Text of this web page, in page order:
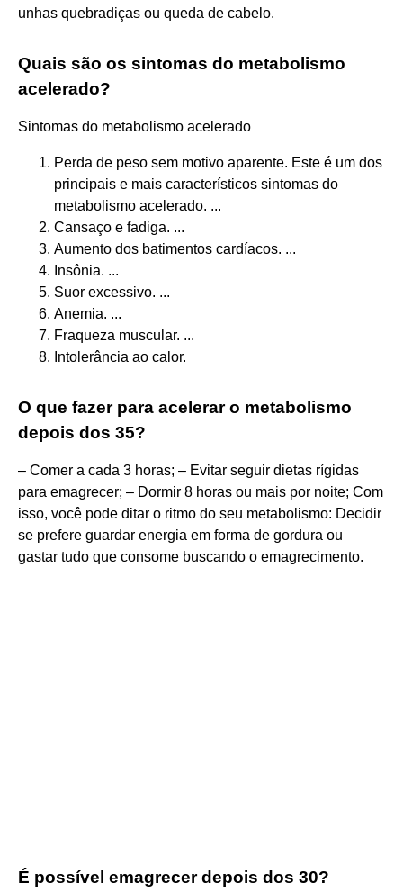
unhas quebradiças ou queda de cabelo.
Quais são os sintomas do metabolismo
acelerado?
Sintomas do metabolismo acelerado
Perda de peso sem motivo aparente. Este é um dos
principais e mais característicos sintomas do
metabolismo acelerado. ...
Cansaço e fadiga. ...
Aumento dos batimentos cardíacos. ...
Insônia. ...
Suor excessivo. ...
Anemia. ...
Fraqueza muscular. ...
Intolerância ao calor.
O que fazer para acelerar o metabolismo
depois dos 35?
– Comer a cada 3 horas; – Evitar seguir dietas rígidas
para emagrecer; – Dormir 8 horas ou mais por noite; Com
isso, você pode ditar o ritmo do seu metabolismo: Decidir
se prefere guardar energia em forma de gordura ou
gastar tudo que consome buscando o emagrecimento.
É possível emagrecer depois dos 30?